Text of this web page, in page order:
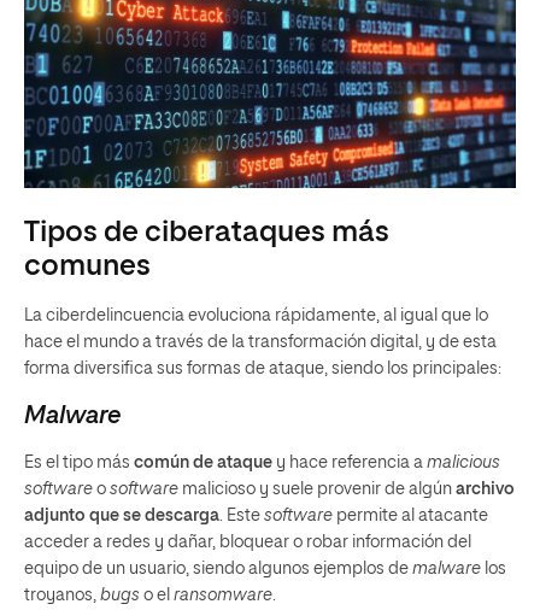
Tipos de ciberataques más
comunes
La ciberdelincuencia evoluciona rápidamente, al igual que lo
hace el mundo a través de la transformación digital, y de esta
forma diversifica sus formas de ataque, siendo los principales:
‍Malware
Es el tipo más común de ataque y hace referencia a malicious
software o software malicioso y suele provenir de algún archivo
adjunto que se descarga. Este software permite al atacante
acceder a redes y dañar, bloquear o robar información del
equipo de un usuario, siendo algunos ejemplos de malware los
troyanos, bugs o el ransomware.